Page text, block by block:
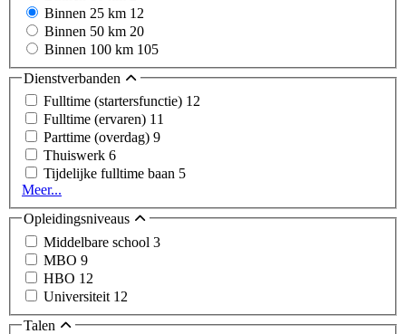
Binnen 25 km 12
Binnen 50 km 20
Binnen 100 km 105
Dienstverbanden
Fulltime (startersfunctie) 12
Fulltime (ervaren) 11
Parttime (overdag) 9
Thuiswerk 6
Tijdelijke fulltime baan 5
Meer...
Opleidingsniveaus
Middelbare school 3
MBO 9
HBO 12
Universiteit 12
Talen